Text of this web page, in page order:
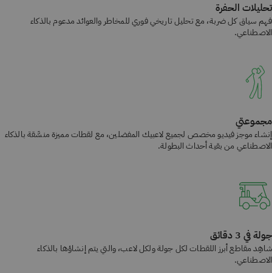
تحليلات الحفرة
فهم سياق كل ضربة، مع تحليل تاريخي فوري للمخاطر والعوائد مدعوم بالذكاء
الاصطناعي.
مجموعتي
إنشاء موجز فيديو مخصص لجميع لاعبيك المفضلين، مع لقطات مميزة منسَّقة بالذكاء
الاصطناعي من بقية أحداث البطولة.
جولة في 3 دقائق
شاهِد مقاطع أبرز اللقطات لكل جولة ولكل لاعب، والتي يتم إنشاؤها بالذكاء
الاصطناعي.